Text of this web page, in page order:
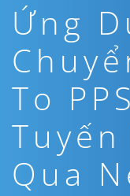
Ứng
To
Qua